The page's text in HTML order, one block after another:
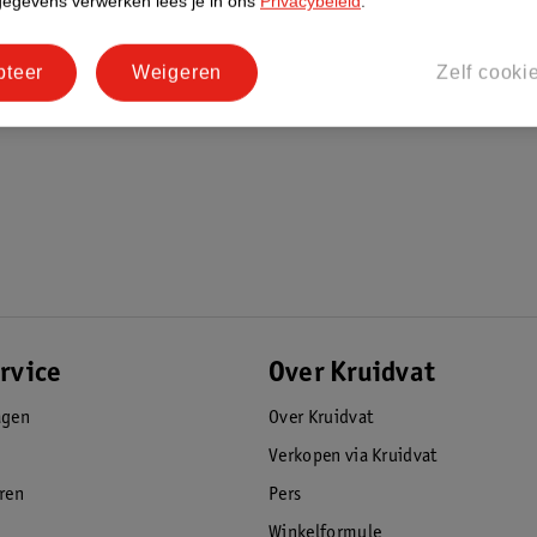
Over Kruidvat
Over Kruidvat
Verkopen via Kruidvat
Pers
Zelf
Weigeren